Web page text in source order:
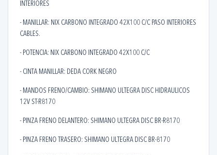
INTERIORES
- MANILLAR: NIX CARBONO INTEGRADO 42X100 C/C PASO INTERIORES
CABLES.
- POTENCIA: NIX CARBONO INTEGRADO 42X100 C/C
- CINTA MANILLAR: DEDA CORK NEGRO
- MANDOS FRENO/CAMBIO: SHIMANO ULTEGRA DISC HIDRAULICOS
12V ST-R8170
- PINZA FRENO DELANTERO: SHIMANO ULTEGRA DISC BR-R8170
- PINZA FRENO TRASERO: SHIMANO ULTEGRA DISC BR-8170